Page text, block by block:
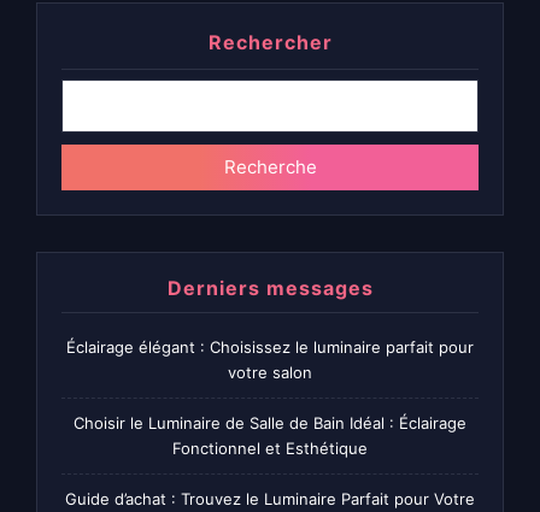
Rechercher
Recherche
Derniers messages
Éclairage élégant : Choisissez le luminaire parfait pour
votre salon
Choisir le Luminaire de Salle de Bain Idéal : Éclairage
Fonctionnel et Esthétique
Guide d’achat : Trouvez le Luminaire Parfait pour Votre